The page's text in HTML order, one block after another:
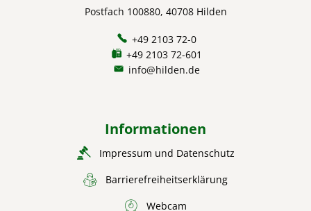
Postfach 100880, 40708 Hilden
+49 2103 72-0
+49 2103 72-601
info@hilden.de
Informationen
Impressum und Datenschutz
Barrierefreiheitserklärung
Webcam